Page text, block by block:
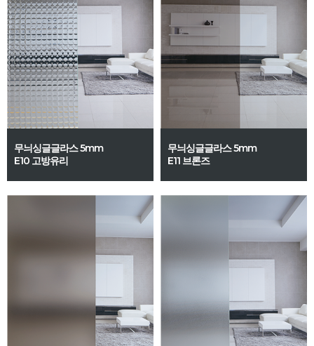
무늬싱글글라스 5mm
E10 고방유리
무늬싱글글라스 5mm
E11 브론즈